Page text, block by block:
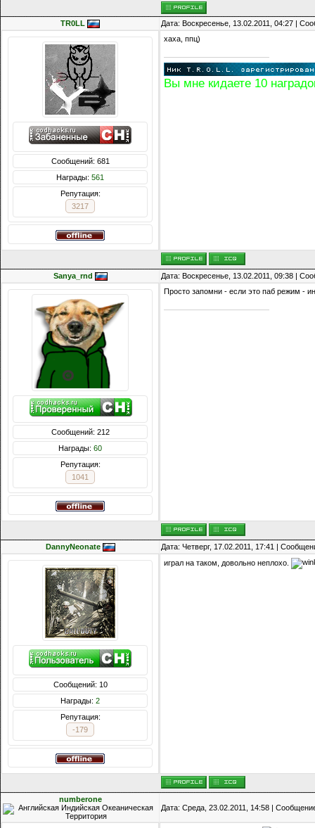
TR0LL Дата: Воскресенье, 13.02.2011, 04:27 |
Сообщений: 681
Награды: 561
Репутация:
3217
хаха, ппц)
Вы мне кидаете 10
Sanya_rnd Дата: Воскресенье, 13.02.2011, 09:38 |
Сообщений: 212
Награды: 60
Репутация:
1041
Просто запомни - если это паб режим -
DannyNeonate Дата: Четверг, 17.02.2011, 17:41 |
Сообщений: 10
Награды: 2
Репутация:
-179
играл на таком, довольно неплохо.
numberone
Дата: Среда, 23.02.2011, 14:58 |